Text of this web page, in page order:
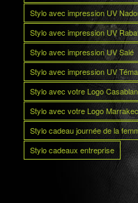
Stylo avec impression UV
Stylo avec impression UV
Stylo avec impression UV Salé
Stylo avec impression UV
Stylo avec votre Logo
Stylo avec votre Logo
Stylo cadeau journée de la
Stylo cadeaux entreprise